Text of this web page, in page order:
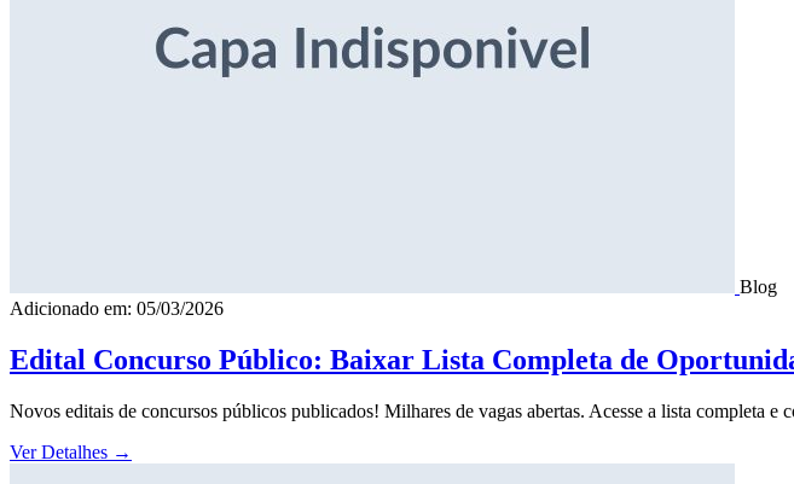
Blog
Adicionado em: 05/03/2026
Edital Concurso Público: Baixar Lista Completa de
Novos editais de concursos públicos publicados! Milhares de vagas abertas. Acesse a lista completa e
Ver Detalhes →